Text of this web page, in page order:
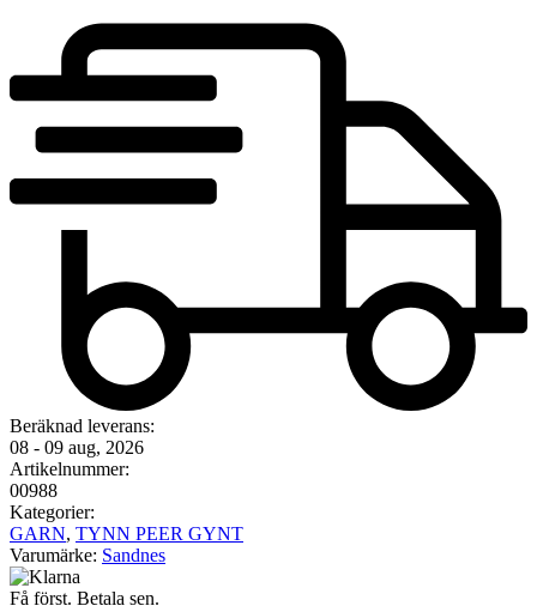
Beräknad leverans:
08 - 09 aug, 2026
Artikelnummer:
00988
Kategorier:
GARN, TYNN PEER GYNT
Varumärke: Sandnes
Få först. Betala sen.